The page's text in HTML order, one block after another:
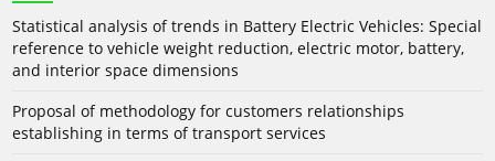
Statistical analysis of trends in Battery Electric Vehicles: Special
reference to vehicle weight reduction, electric motor, battery,
and interior space dimensions
Proposal of methodology for customers relationships
establishing in terms of transport services